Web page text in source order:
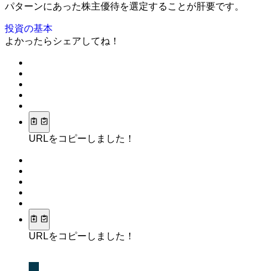
パターンにあった株主優待を選定することが肝要です。
投資の基本
よかったらシェアしてね！
URLをコピーしました！
URLをコピーしました！